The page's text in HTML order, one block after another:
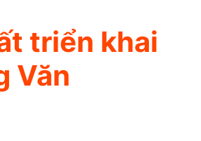
triển khai
Văn